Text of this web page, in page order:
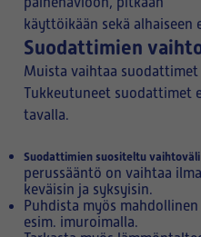
käyttöikään sekä alhaiseen
Suodattimien
Muista vaihtaa
Tukkeutuneet suodattimet
tavalla.
Suodattimien suositeltu
perussääntö on vaihtaa
keväisin ja syksyisin.
Puhdista myös
esim. imuroimalla.